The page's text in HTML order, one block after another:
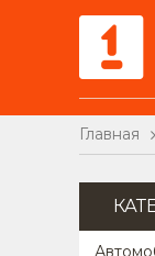
Главная